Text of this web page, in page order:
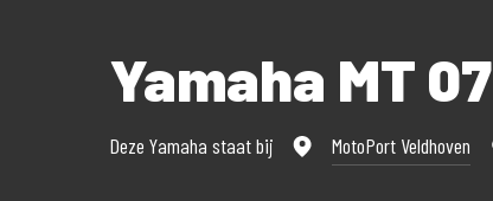
Yamaha MT 07
Deze Yamaha staat bij MotoPort Veldhoven